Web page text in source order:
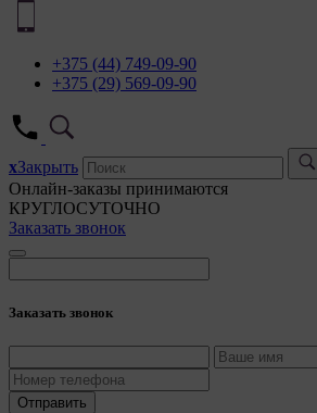
+375 (44) 749-09-90
+375 (29) 569-09-90
xЗакрыть
Онлайн-заказы принимаются
КРУГЛОСУТОЧНО
Заказать звонок
Заказать звонок
Отправить